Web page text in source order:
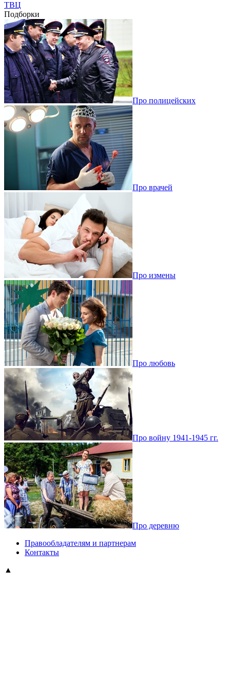
ТВЦ
Подборки
Про полицейских
Про врачей
Про измены
Про любовь
Про войну 1941-1945 гг.
Про деревню
Правообладателям и партнерам
Контакты
▲